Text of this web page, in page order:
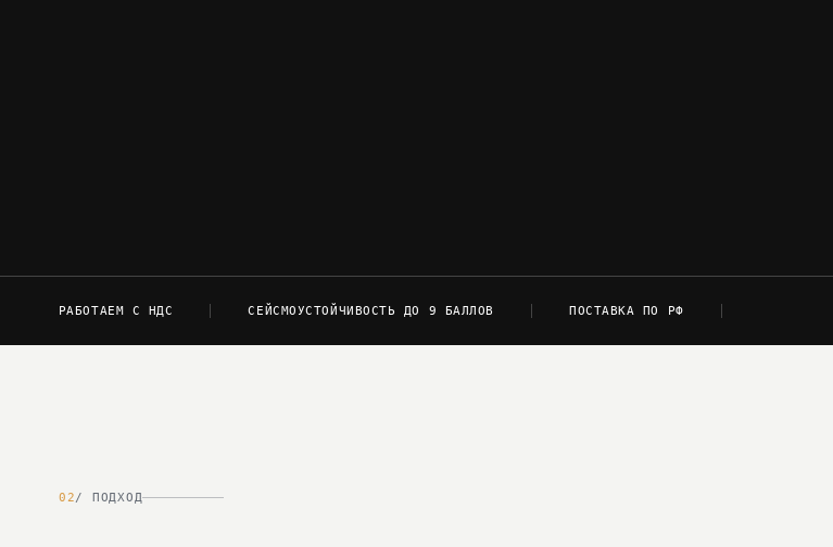
РАБОТАЕМ С НДС СЕЙСМОУСТОЙЧИВОСТЬ ДО 9 БАЛЛОВ ПОСТАВКА ПО РФ
02/ ПОДХОД